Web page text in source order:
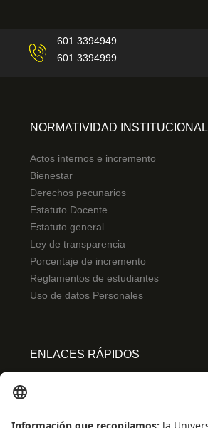
601 3394949
601 3394999
NORMATIVIDAD INSTITUCIONAL
Actos internos e incremento
Bienestar
Derechos pecunarios
Estatuto Docente
Estatuto general
Ley de transparencia
Porcentaje de incremento
Reglamentos de estudiantes
Uso de datos Personales
ENLACES RÁPIDOS
Convivencia y transparencia